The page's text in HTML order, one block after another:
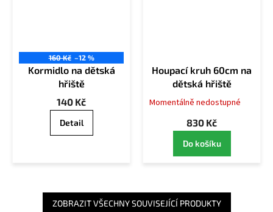
160 Kč –12 %
Kormidlo na dětská
hřiště
140 Kč
Detail
Houpací kruh 60cm na
dětská hřiště
Momentálně nedostupné
830 Kč
Do košíku
ZOBRAZIT VŠECHNY SOUVISEJÍCÍ PRODUKTY